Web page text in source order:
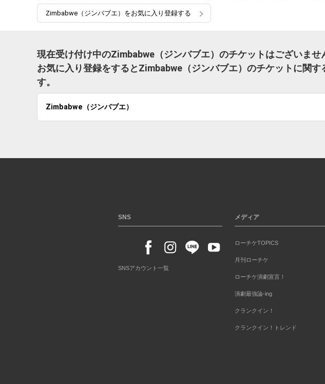
Zimbabwe（ジンバブエ）をお気に入り登録する
現在受け付け中のZimbabwe（ジンバブエ）のチケットはございませ
お気に入り登録をするとZimbabwe（ジンバブエ）のチケットに関す
す。
Zimbabwe（ジンバブエ）
SNS
SNSアカウント一覧
メディア
ローチケTOPICS
月刊ローチケ
ローチケ演劇宣言！
演劇最強論-ing
クランクイン！
クランクイン！トレンド